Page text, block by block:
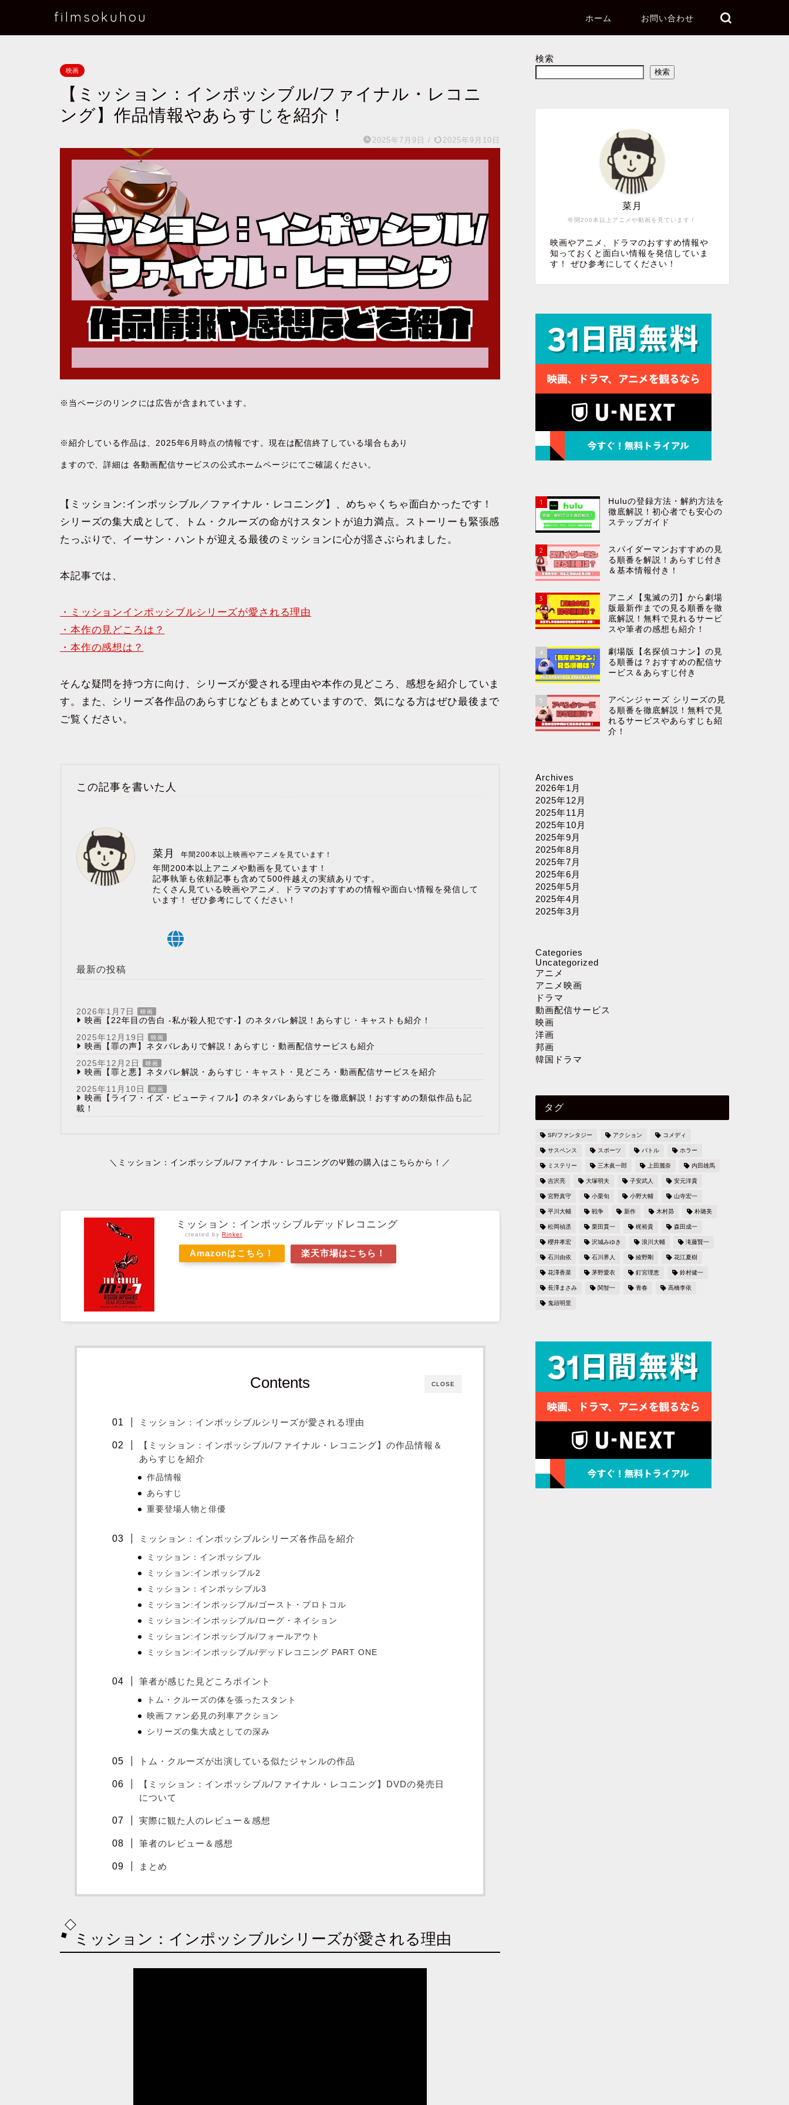
filmsokuhou ホーム お問い合わせ
映画
【ミッション：インポッシブル/ファイナル・レコニ
ング】作品情報やあらすじを紹介！
2025年7月9日 / 2025年9月10日
※当ページのリンクには広告が含まれています。
※紹介している作品は、2025年6月時点の情報です。現在は配信終了している場合もあり
ますので、詳細は 各動画配信サービスの公式ホームページにてご確認ください。
【ミッション:インポッシブル／ファイナル・レコニング】、めちゃくちゃ面白かったです！
シリーズの集大成として、トム・クルーズの命がけスタントが迫力満点。ストーリーも緊張感
たっぷりで、イーサン・ハントが迎える最後のミッションに心が揺さぶられました。
本記事では、
・ミッションインポッシブルシリーズが愛される理由
・本作の見どころは？
・本作の感想は？
そんな疑問を持つ方に向け、シリーズが愛される理由や本作の見どころ、感想を紹介していま
す。また、シリーズ各作品のあらすじなどもまとめていますので、気になる方はぜひ最後まで
ご覧ください。
この記事を書いた人
菜月 年間200本以上映画やアニメを見ています！
年間200本以上アニメや動画を見ています！
記事執筆も依頼記事も含めて500件越えの実績ありです。
たくさん見ている映画やアニメ、ドラマのおすすめの情報や面白い情報を発信して
います！ ぜひ参考にしてください！
最新の投稿
2026年1月7日 映画
映画【22年目の告白 -私が殺人犯です-】のネタバレ解説！あらすじ・キャストも紹介！
2025年12月19日
映画
映画【罪の声】ネタバレありで解説！あらすじ・動画配信サービスも紹介
2025年12月2日
映画
映画【罪と悪】ネタバレ解説・あらすじ・キャスト・見どころ・動画配信サービスを紹介
2025年11月10日
映画
映画【ライフ・イズ・ビューティフル】のネタバレあらすじを徹底解説！おすすめの類似作品も記
載！
＼ミッション：インポッシブル/ファイナル・レコニングのΨ難の購入はこちらから！／
ミッション：インポッシブルデッドレコニング
created by Rinker
Amazonはこちら！ 楽天市場はこちら！
CLOSE
Contents
ミッション：インポッシブルシリーズが愛される理由
【ミッション：インポッシブル/ファイナル・レコニング】の作品情報＆
あらすじを紹介
作品情報
あらすじ
重要登場人物と俳優
ミッション：インポッシブルシリーズ各作品を紹介
ミッション：インポッシブル
ミッション:インポッシブル2
ミッション：インポッシブル3
ミッション:インポッシブル/ゴースト・プロトコル
ミッション:インポッシブル/ローグ・ネイション
ミッション:インポッシブル/フォールアウト
ミッション:インポッシブル/デッドレコニング PART ONE
筆者が感じた見どころポイント
トム・クルーズの体を張ったスタント
映画ファン必見の列車アクション
シリーズの集大成としての深み
トム・クルーズが出演している似たジャンルの作品
【ミッション：インポッシブル/ファイナル・レコニング】DVDの発売日
について
実際に観た人のレビュー＆感想
筆者のレビュー＆感想
まとめ
ミッション：インポッシブルシリーズが愛される理由
検索
検索
年間200本以上アニメや動画を見ています！
菜月
映画やアニメ、ドラマのおすすめ情報や
知っておくと面白い情報を発信していま
す！ ぜひ参考にしてください！
1
Huluの登録方法・解約方法を
徹底解説！初心者でも安心の
ステップガイド
2
スパイダーマンおすすめの見
る順番を解説！あらすじ付き
＆基本情報付き！
3
アニメ【鬼滅の刃】から劇場
版最新作までの見る順番を徹
底解説！無料で見れるサービ
スや筆者の感想も紹介！
4
劇場版【名探偵コナン】の見
る順番は？おすすめの配信サ
ービス＆あらすじ付き
5
アベンジャーズ シリーズの見
る順番を徹底解説！無料で見
れるサービスやあらすじも紹
介！
Archives
2026年1月
2025年12月
2025年11月
2025年10月
2025年9月
2025年8月
2025年7月
2025年6月
2025年5月
2025年4月
2025年3月
Categories
Uncategorized
アニメ
アニメ映画
ドラマ
動画配信サービス
映画
洋画
邦画
韓国ドラマ
タグ
SF/ファンタジー アクション コメディ
サスペンス スポーツ バトル ホラー
ミステリー 三木眞一郎 上田麗奈 内田雄馬
吉沢亮 大塚明夫 子安武人 安元洋貴
宮野真守 小栗旬 小野大輔 山寺宏一
平川大輔 戦争 新作 木村昴 朴璐美
松岡禎丞 栗田貫一 梶裕貴 森田成一
櫻井孝宏 沢城みゆき 浪川大輔 滝藤賢一
石川由依 石川界人 綾野剛 花江夏樹
花澤香菜 茅野愛衣 釘宮理恵 鈴村健一
長澤まさみ 関智一 青春 高橋李依
鬼頭明里